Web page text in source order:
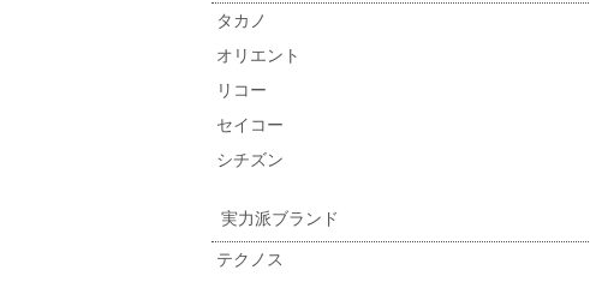
タカノ
オリエント
リコー
セイコー
シチズン
実力派ブランド
テクノス